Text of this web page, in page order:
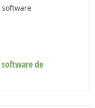
software
de